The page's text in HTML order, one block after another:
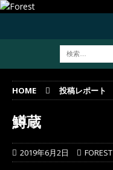
HOME 投稿レポート
鱒蔵
2019年6月2日 FOREST